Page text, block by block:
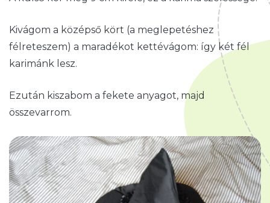
Kivágom a középső kört (a meglepetéshez
félreteszem) a maradékot kettévágom: így két fél
karimánk lesz.
Ezután kiszabom a fekete anyagot, majd
összevarrom.